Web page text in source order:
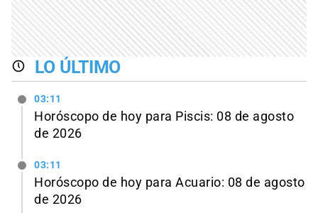
LO ÚLTIMO
03:11
Horóscopo de hoy para Piscis: 08 de agosto
de 2026
03:11
Horóscopo de hoy para Acuario: 08 de agosto
de 2026